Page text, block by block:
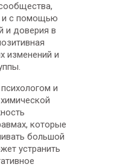
и с помощью
и доверия в
изменений и
и
которые
большой
устранить